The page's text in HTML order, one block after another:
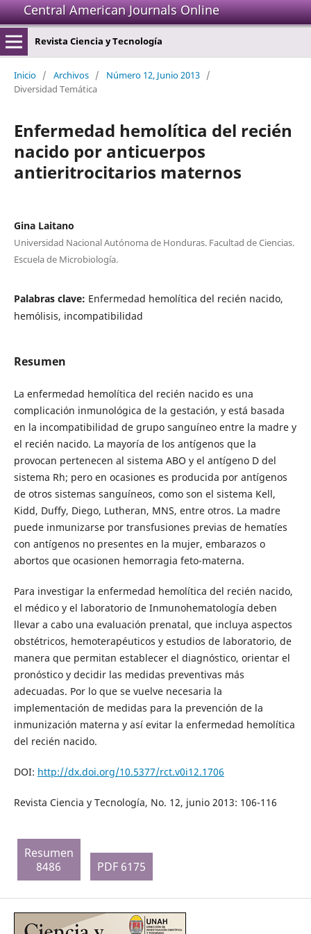
Central American Journals Online
Revista Ciencia y Tecnología
Inicio / Archivos / Número 12, Junio 2013 /
Diversidad Temática
Enfermedad hemolítica del recién
nacido por anticuerpos
antieritrocitarios maternos
Gina Laitano
Universidad Nacional Autónoma de Honduras. Facultad de Ciencias.
Escuela de Microbiología.
Palabras clave: Enfermedad hemolítica del recién nacido,
hemólisis, incompatibilidad
Resumen
La enfermedad hemolítica del recién nacido es una
complicación inmunológica de la gestación, y está basada
en la incompatibilidad de grupo sanguíneo entre la madre y
el recién nacido. La mayoría de los antígenos que la
provocan pertenecen al sistema ABO y el antígeno D del
sistema Rh; pero en ocasiones es producida por antígenos
de otros sistemas sanguíneos, como son el sistema Kell,
Kidd, Duffy, Diego, Lutheran, MNS, entre otros. La madre
puede inmunizarse por transfusiones previas de hematíes
con antígenos no presentes en la mujer, embarazos o
abortos que ocasionen hemorragia feto-materna.
Para investigar la enfermedad hemolítica del recién nacido,
el médico y el laboratorio de Inmunohematología deben
llevar a cabo una evaluación prenatal, que incluya aspectos
obstétricos, hemoterapéuticos y estudios de laboratorio, de
manera que permitan establecer el diagnóstico, orientar el
pronóstico y decidir las medidas preventivas más
adecuadas. Por lo que se vuelve necesaria la
implementación de medidas para la prevención de la
inmunización materna y así evitar la enfermedad hemolítica
del recién nacido.
DOI: http://dx.doi.org/10.5377/rct.v0i12.1706
Revista Ciencia y Tecnología, No. 12, junio 2013: 106-116
Resumen
8486
PDF 6175